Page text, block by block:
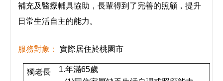
補充及醫療輔具協助，長輩得到了完善的照顧，提升
日常生活自主的能力。
服務對象： 實際居住於桃園市
獨老長 1.年滿65歲